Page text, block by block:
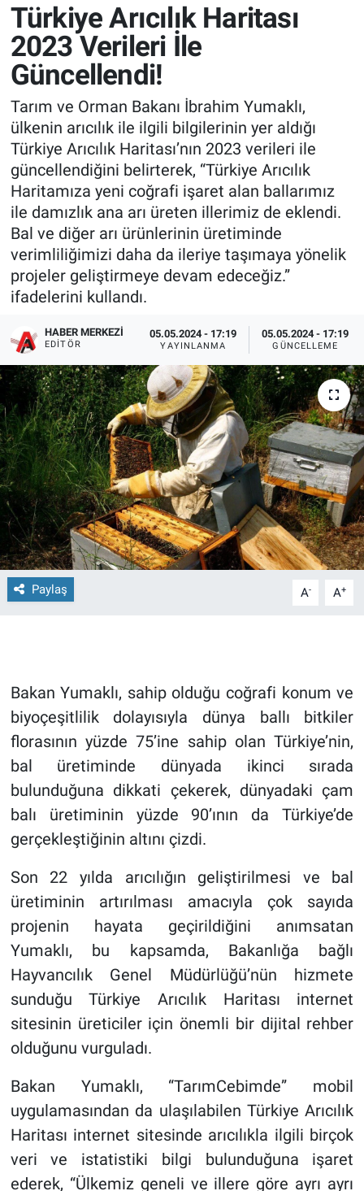
Türkiye Arıcılık Haritası
2023 Verileri İle
Güncellendi!
Tarım ve Orman Bakanı İbrahim Yumaklı,
ülkenin arıcılık ile ilgili bilgilerinin yer aldığı
Türkiye Arıcılık Haritası’nın 2023 verileri ile
güncellendiğini belirterek, “Türkiye Arıcılık
Haritamıza yeni coğrafi işaret alan ballarımız
ile damızlık ana arı üreten illerimiz de eklendi.
Bal ve diğer arı ürünlerinin üretiminde
verimliliğimizi daha da ileriye taşımaya yönelik
projeler geliştirmeye devam edeceğiz.”
ifadelerini kullandı.
HABER MERKEZI
EDITÖR
05.05.2024 - 17:19
YAYINLANMA
05.05.2024 - 17:19
GÜNCELLEME
Paylaş A- A+
Bakan Yumaklı, sahip olduğu coğrafi konum ve
biyoçeşitlilik dolayısıyla dünya ballı bitkiler
florasının yüzde 75’ine sahip olan Türkiye’nin,
bal üretiminde dünyada ikinci sırada
bulunduğuna dikkati çekerek, dünyadaki çam
balı üretiminin yüzde 90’ının da Türkiye’de
gerçekleştiğinin altını çizdi.
Son 22 yılda arıcılığın geliştirilmesi ve bal
üretiminin artırılması amacıyla çok sayıda
projenin hayata geçirildiğini anımsatan
Yumaklı, bu kapsamda, Bakanlığa bağlı
Hayvancılık Genel Müdürlüğü’nün hizmete
sunduğu Türkiye Arıcılık Haritası internet
sitesinin üreticiler için önemli bir dijital rehber
olduğunu vurguladı.
Bakan Yumaklı, “TarımCebimde” mobil
uygulamasından da ulaşılabilen Türkiye Arıcılık
Haritası internet sitesinde arıcılıkla ilgili birçok
veri ve istatistiki bilgi bulunduğuna işaret
ederek, “Ülkemiz geneli ve illere göre ayrı ayrı